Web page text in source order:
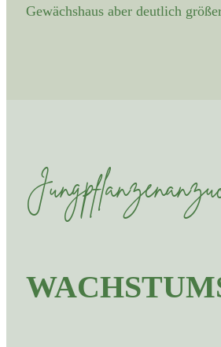
Gewächshaus aber deutlich